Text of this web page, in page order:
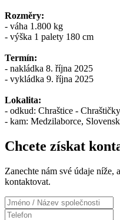
Rozměry:
- váha 1.800 kg
- výška 1 palety 180 cm
Termín:
- nakládka 8. října 2025
- vykládka 9. října 2025
Lokalita:
- odkud: Chraštice -
- kam: Medzilaborce,
Chcete získat
Zanechte nám své údaje
kontaktovat.